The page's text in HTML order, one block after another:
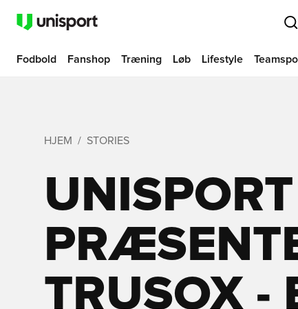
Fodbold Fanshop Træning Løb Lifestyle
HJEM STORIES
UNISPORT
TRUSOX -